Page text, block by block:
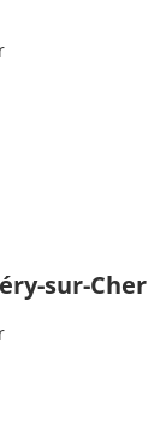
sur-Cher